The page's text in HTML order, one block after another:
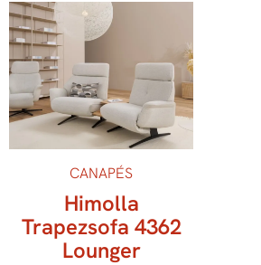
CANAPÉS
Himolla
Trapezsofa 4362
Lounger